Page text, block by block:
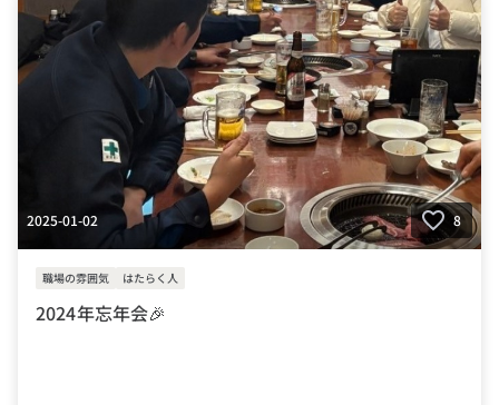
2025-01-02 8
職場の雰囲気 はたらく人
2024年忘年会🎉